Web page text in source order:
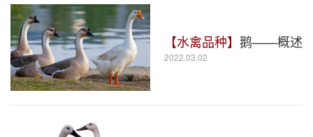
【水禽品种】 鹅——概述
2022.03.02